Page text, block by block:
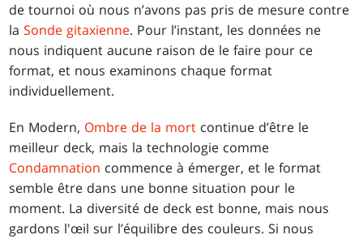
de tournoi où nous n’avons pas pris de mesure contre
laSonde gitaxienne. Pour l’instant, les données ne
nous indiquent aucune raison de le faire pour ce
format, et nous examinons chaque format
individuellement.
En Modern, Ombre de la mort continue d’être le
meilleur deck, mais la technologie comme
Condamnation commence à émerger, et le format
semble être dans une bonne situation pour le
moment. La diversité de deck est bonne, mais nous
gardons l'œil sur l’équilibre des couleurs. Si nous